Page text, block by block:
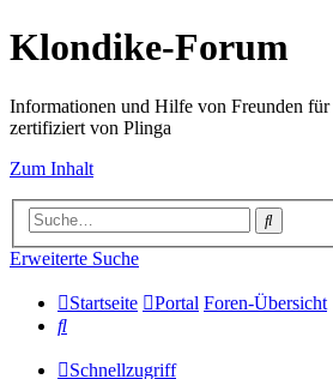
Klondike-Forum
Informationen und Hilfe von Freunden
zertifiziert von Plinga
Zum Inhalt
Suche
Erweiterte Suche
Startseite Portal Foren-Übersicht
Suche
Schnellzugriff